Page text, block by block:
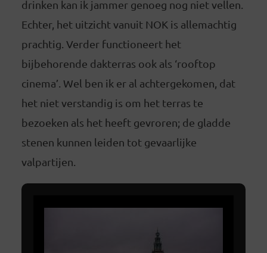
drinken kan ik jammer genoeg nog niet vellen.
Echter, het uitzicht vanuit NOK is allemachtig
prachtig. Verder functioneert het
bijbehorende dakterras ook als ‘rooftop
cinema’. Wel ben ik er al achtergekomen, dat
het niet verstandig is om het terras te
bezoeken als het heeft gevroren; de gladde
stenen kunnen leiden tot gevaarlijke
valpartijen.